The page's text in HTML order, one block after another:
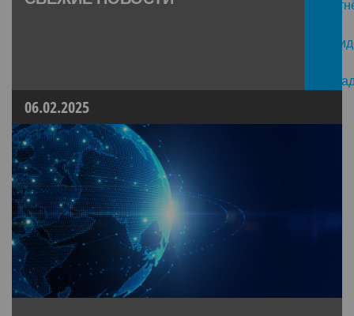
06.02.2025